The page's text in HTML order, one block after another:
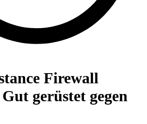
Firewall
gerüstet gegen